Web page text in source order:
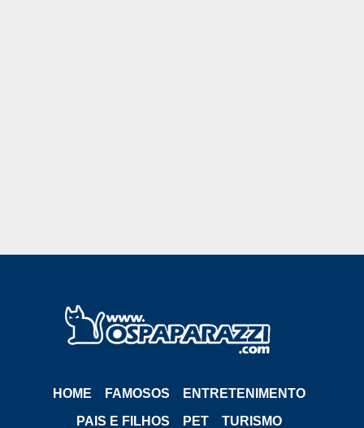
HOME FAMOSOS
ENTRETENIMENTO
PAIS E FILHOS
PET TURISMO